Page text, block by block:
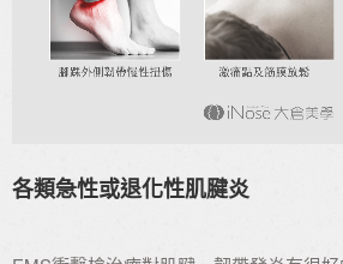
各類急性或退化性肌腱炎